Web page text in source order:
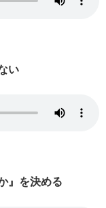
い
』を決める